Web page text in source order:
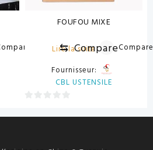
FOUFOU MIXE
Lire la suite
⇆ Compare
Fournisseur:
CBL USTENSILE
sur